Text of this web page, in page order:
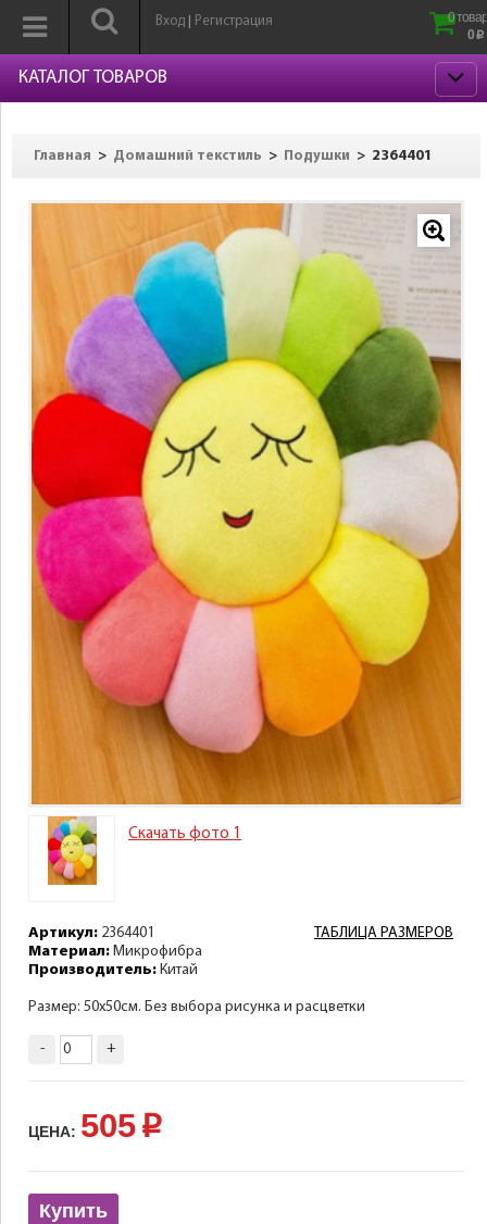
Вход Регистрация
0
0 p
КАТАЛОГ ТОВАРОВ
Главная > Домашний текстиль > Подушки > 2364401
Скачать фото 1
ТАБЛИЦА РАЗМЕРОВ
Артикул: 2364401
Материал: Микрофибра
Производитель: Китай
Размер: 50х50см. Без выбора рисунка и расцветки
- +
ЦЕНА: 505 p
Купить